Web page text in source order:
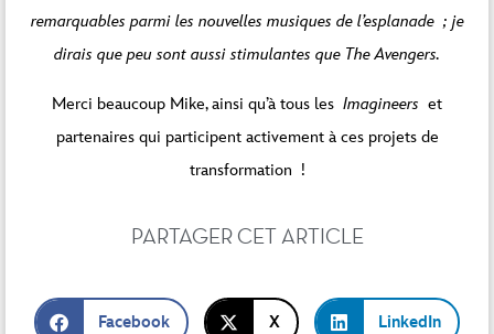
remarquables parmi les nouvelles musiques de l’esplanade ; je
dirais que peu sont aussi stimulantes que The Avengers.
Merci beaucoup Mike, ainsi qu’à tous les Imagineers et
partenaires qui participent activement à ces projets de
transformation !
PARTAGER CET ARTICLE
Facebook X LinkedIn